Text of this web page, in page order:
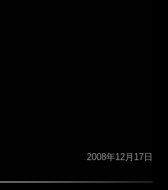
2008年12月17日